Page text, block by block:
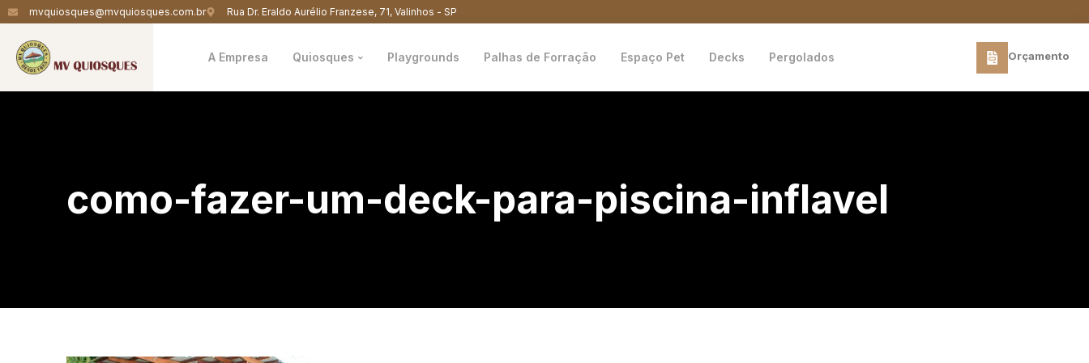
mvquiosques@mvquiosques.com.br Rua Dr. Eraldo Aurélio Franzese, 71, Valinhos - SP
A Empresa Quiosques Playgrounds Palhas de Forração Espaço Pet Decks Pergolados Orçamento
como-fazer-um-deck-para-piscina-inflavel